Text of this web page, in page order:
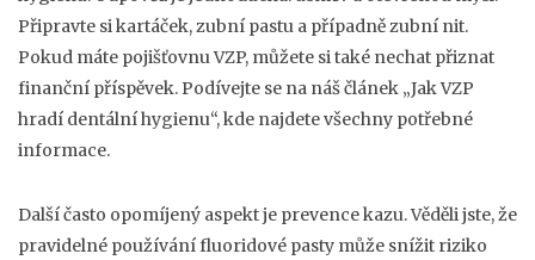
Připravte si kartáček, zubní pastu a případně zubní nit.
Pokud máte pojišťovnu VZP, můžete si také nechat přiznat
finanční příspěvek. Podívejte se na náš článek „Jak VZP
hradí dentální hygienu“, kde najdete všechny potřebné
informace.
Další často opomíjený aspekt je prevence kazu. Věděli jste, že
pravidelné používání fluoridové pasty může snížit riziko